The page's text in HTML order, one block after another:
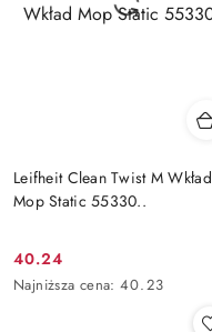
Leifheit Clean Twist M Wkład
Mop Static 55330..
Cena
promocyjna:
40.24
Najniższa
Najniższa cena: 40.23